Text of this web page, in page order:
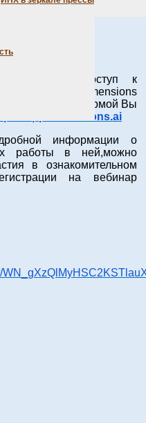
2019
тестовый доступ к
платформе
Dimensions
работу с платформой Вы
dimensions.ai
информации о
работы в ней,можно
в ознакомительном
на вебинар
/WN gXzQlMyHSC2